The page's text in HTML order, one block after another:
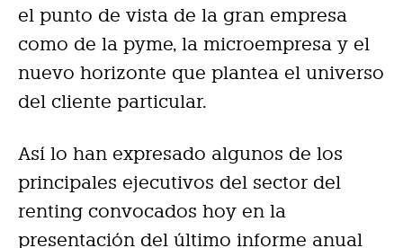
el punto de vista de la gran empresa
como de la pyme, la microempresa y el
nuevo horizonte que plantea el universo
del cliente particular.
Así lo han expresado algunos de los
principales ejecutivos del sector del
renting convocados hoy en la
presentación del último informe anual